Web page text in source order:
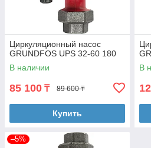
Циркуляционный насос
GRUNDFOS UPS 32-60 180
В наличии
85 100 ₸ 89 600 ₸
Купить
В
–5%